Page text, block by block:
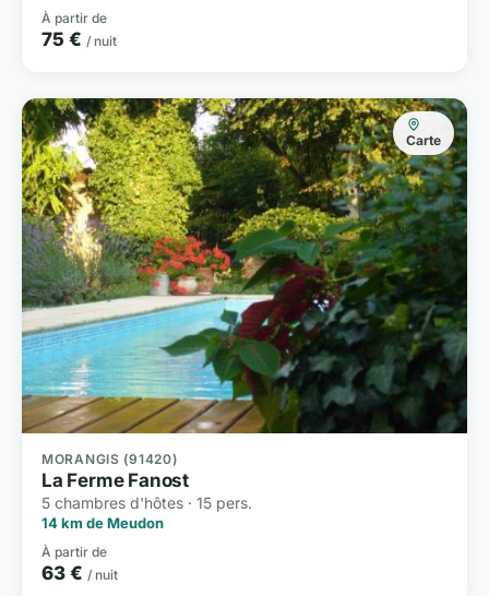
À partir de
75 € / nuit
Carte
MORANGIS (91420)
La Ferme Fanost
5 chambres d'hôtes · 15 pers.
14 km de Meudon
À partir de
63 € / nuit